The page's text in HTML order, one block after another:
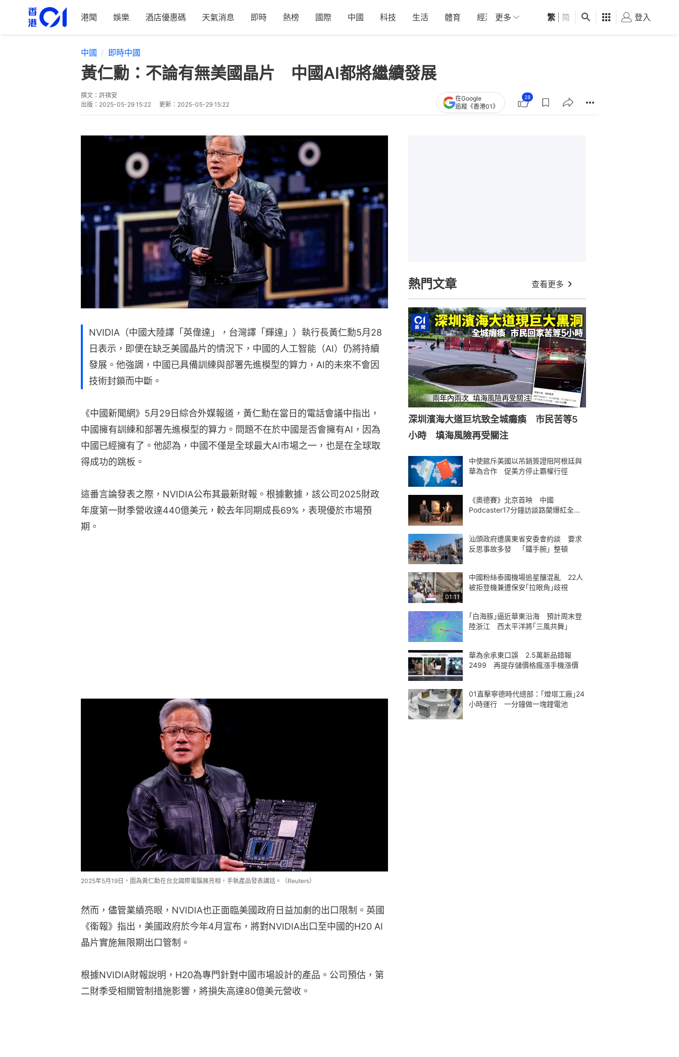
港聞 娛樂 酒店優惠碼 天氣消息 即時 熱榜 國際 中國 科技 生活 體育 經濟 01深圳 觀點 健康 好食玩飛
更多 繁 简 登入
中國 即時中國
黃仁勳：不論有無美國晶片 中國AI都將繼續發展
撰文： 許祺安
出版： 2025-05-29 15:22 更新： 2025-05-29 15:22
在Google
追蹤《香港01》
28
NVIDIA（中國大陸譯「英偉達」，台灣譯「輝達」）執行長黃仁勳5月28
日表示，即便在缺乏美國晶片的情況下，中國的人工智能（AI）仍將持續
發展。他強調，中國已具備訓練與部署先進模型的算力，AI的未來不會因
技術封鎖而中斷。
《中國新聞網》5月29日綜合外媒報道，黃仁勳在當日的電話會議中指出，
中國擁有訓練和部署先進模型的算力。問題不在於中國是否會擁有AI，因為
中國已經擁有了。他認為，中國不僅是全球最大AI市場之一，也是在全球取
得成功的跳板。
這番言論發表之際，NVIDIA公布其最新財報。根據數據，該公司2025財政
年度第一財季營收達440億美元，較去年同期成長69%，表現優於市場預
期。
2025年5月19日，圖為黃仁勳在台北國際電腦展亮相，手執產品發表講話。（Reuters）
然而，儘管業績亮眼，NVIDIA也正面臨美國政府日益加劇的出口限制。英國
《衛報》指出，美國政府於今年4月宣布，將對NVIDIA出口至中國的H20 AI
晶片實施無限期出口管制。
根據NVIDIA財報說明，H20為專門針對中國市場設計的產品。公司預估，第
二財季受相關管制措施影響，將損失高達80億美元營收。
熱門文章 查看更多
深圳濱海大道巨坑致全城癱瘓 市民苦等5
小時 填海風險再受關注
中使館斥美國以吊銷簽證阻阿根廷與
華為合作 促美方停止霸權行徑
《奧德賽》北京首映 中國
Podcaster17分鐘訪談路蘭爆紅全球
汕頭政府遭廣東省安委會約談 要求
反思事故多發 「鐵手腕」整頓
01:11
中國粉絲泰國機場追星釀混亂 22人
被拒登機兼遭保安｢拉眼角｣歧視
｢白海豚｣逼近華東沿海 預計周末登
陸浙江 西太平洋將｢三風共舞｣
華為余承東口誤 2.5萬新品錯報
2499 再提存儲價格瘋漲手機漲價
01直擊寧德時代總部：｢燈塔工廠｣24
小時運行 一分鐘做一塊鋰電池